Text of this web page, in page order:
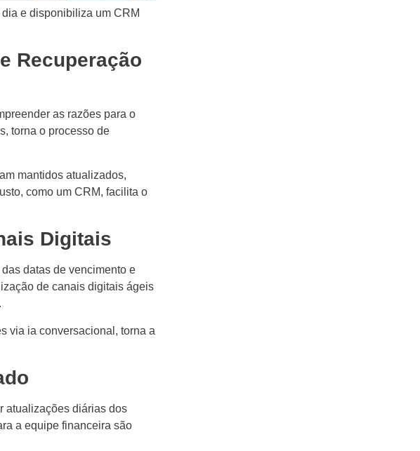
e disponibiliza um CRM
Recuperação
as razões para o
torna o processo de
mantidos atualizados,
como um CRM, facilita o
Digitais
datas de vencimento e
de canais digitais ágeis
via ia conversacional, torna a
atualizações diárias dos
a equipe financeira são